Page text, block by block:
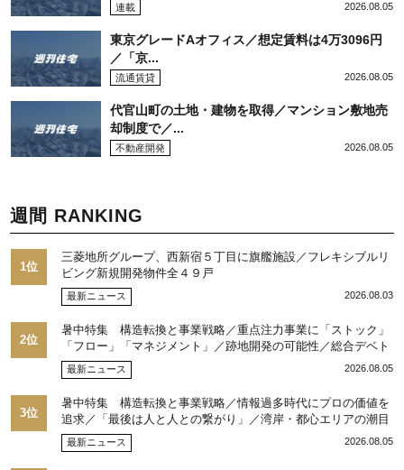
連載 2026.08.05
東京グレードAオフィス／想定賃料は4万3096円
／「京...
流通賃貸 2026.08.05
代官山町の土地・建物を取得／マンション敷地売
却制度で／...
不動産開発 2026.08.05
週間 RANKING
1位
三菱地所グループ、西新宿５丁目に旗艦施設／フレキシブルリ
ビング新規開発物件全４９戸
最新ニュース 2026.08.03
2位
暑中特集 構造転換と事業戦略／重点注力事業に「ストック」
「フロー」「マネジメント」／跡地開発の可能性／総合デベト
ップ10目標に／自社ブランド構築へ体制整備／日本郵政不動産
／池田 明社長に聞く
最新ニュース 2026.08.05
3位
暑中特集 構造転換と事業戦略／情報過多時代にプロの価値を
追求／「最後は人と人との繋がり」／湾岸・都心エリアの潮目
を注視／“リパーク”次世代展開／三井不動産リアルティ／児玉
光博社長に聞く
最新ニュース 2026.08.05